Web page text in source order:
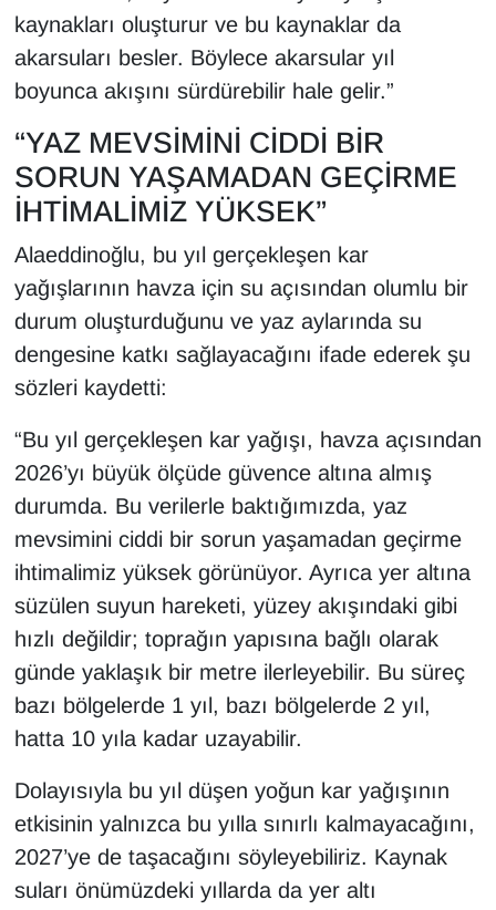
kaynakları oluşturur ve bu kaynaklar da
akarsuları besler. Böylece akarsular yıl
boyunca akışını sürdürebilir hale gelir.”
“YAZ MEVSİMİNİ CİDDİ BİR
SORUN YAŞAMADAN GEÇİRME
İHTİMALİMİZ YÜKSEK”
Alaeddinoğlu, bu yıl gerçekleşen kar
yağışlarının havza için su açısından olumlu bir
durum oluşturduğunu ve yaz aylarında su
dengesine katkı sağlayacağını ifade ederek şu
sözleri kaydetti:
“Bu yıl gerçekleşen kar yağışı, havza açısından
2026’yı büyük ölçüde güvence altına almış
durumda. Bu verilerle baktığımızda, yaz
mevsimini ciddi bir sorun yaşamadan geçirme
ihtimalimiz yüksek görünüyor. Ayrıca yer altına
süzülen suyun hareketi, yüzey akışındaki gibi
hızlı değildir; toprağın yapısına bağlı olarak
günde yaklaşık bir metre ilerleyebilir. Bu süreç
bazı bölgelerde 1 yıl, bazı bölgelerde 2 yıl,
hatta 10 yıla kadar uzayabilir.
Dolayısıyla bu yıl düşen yoğun kar yağışının
etkisinin yalnızca bu yılla sınırlı kalmayacağını,
2027’ye de taşacağını söyleyebiliriz. Kaynak
suları önümüzdeki yıllarda da yer altı